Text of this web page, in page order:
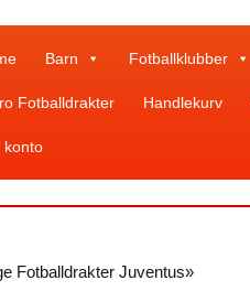
Barn Fotballklubber
Fotballdrakter Handlekurv
konto
Fotballdrakter Juventus»